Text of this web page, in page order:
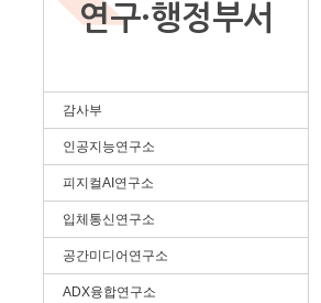
연구·행정부서
감사부
인공지능연구소
피지컬AI연구소
입체통신연구소
공간미디어연구소
ADX융합연구소